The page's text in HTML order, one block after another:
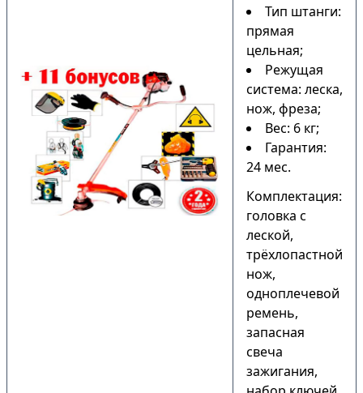
Тип штанги:
прямая
цельная;
Режущая
система: леска,
нож, фреза;
Вес: 6 кг;
Гарантия:
24 мес.
Комплектация:
головка с
леской,
трёхлопастной
нож,
одноплечевой
ремень,
запасная
свеча
зажигания,